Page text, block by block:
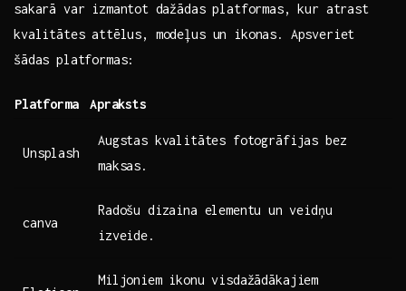
sakarā var izmantot ⁤dažādas platformas, kur atrast
kvalitātes attēlus, modeļus un ikonas. Apsveriet
šādas platformas:
Platforma Apraksts
Unsplash
Augstas kvalitātes fotogrāfijas bez
maksas.
canva
Radošu dizaina‌ elementu⁣ un⁤ veidņu
izveide.
Miljoniem ikonu visdažādākajiem